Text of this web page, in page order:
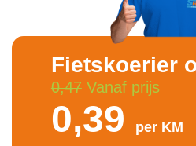
Fietskoerier
0,47Vanaf prijs
0,39 per KM